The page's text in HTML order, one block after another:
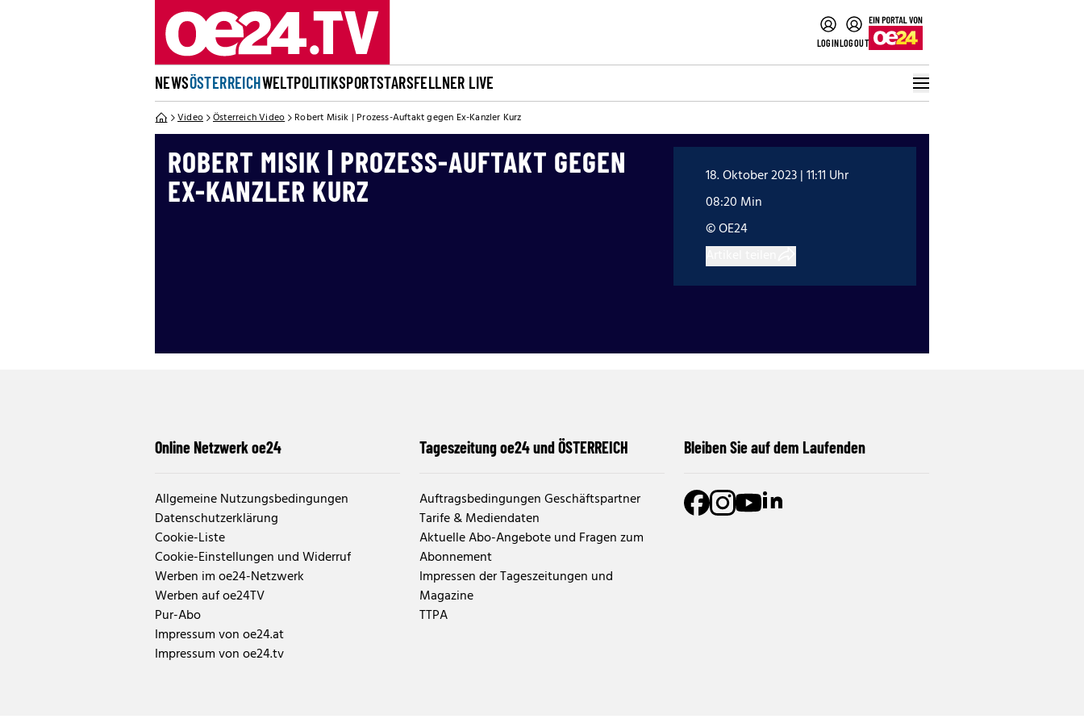
LOGINLOGOUT
NEWSÖSTERREICHWELTPOLITIKSPORTSTARSFELLNER LIVE
Video Österreich Video Robert Misik | Prozess-Auftakt gegen Ex-Kanzler Kurz
ROBERT MISIK | PROZESS-AUFTAKT GEGEN
EX-KANZLER KURZ
18. Oktober 2023 | 11:11 Uhr
08:20 Min
© OE24
Online Netzwerk oe24
Allgemeine Nutzungsbedingungen
Datenschutzerklärung
Cookie-Liste
Cookie-Einstellungen und Widerruf
Werben im oe24-Netzwerk
Werben auf oe24TV
Pur-Abo
Impressum von oe24.at
Impressum von oe24.tv
Tageszeitung oe24 und ÖSTERREICH
Auftragsbedingungen Geschäftspartner
Tarife & Mediendaten
Aktuelle Abo-Angebote und Fragen zum
Abonnement
Impressen der Tageszeitungen und
Magazine
TTPA
Bleiben Sie auf dem Laufenden